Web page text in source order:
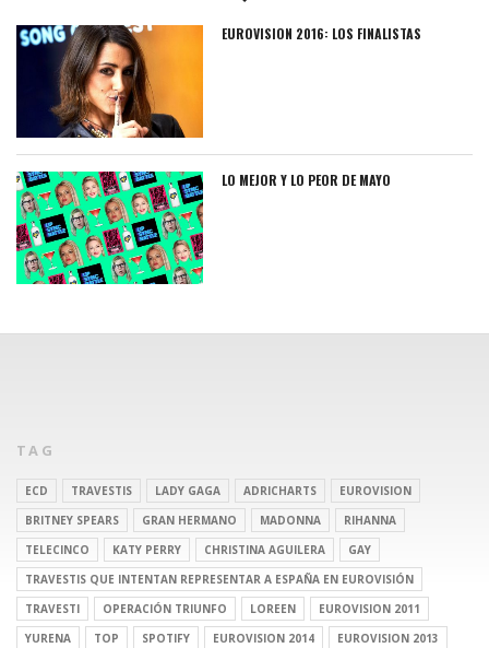
EUROVISION 2016: LOS FINALISTAS
LO MEJOR Y LO PEOR DE MAYO
TAG
ECD TRAVESTIS LADY GAGA ADRICHARTS
EUROVISION
BRITNEY SPEARS
GRAN HERMANO MADONNA
RIHANNA
TELECINCO
KATY PERRY CHRISTINA AGUILERA
GAY
TRAVESTIS QUE INTENTAN REPRESENTAR A ESPAÑA EN EUROVISIÓN
TRAVESTI
OPERACIÓN TRIUNFO LOREEN
EUROVISION 2011
YURENA
TOP SPOTIFY EUROVISION 2014
EUROVISION 2013